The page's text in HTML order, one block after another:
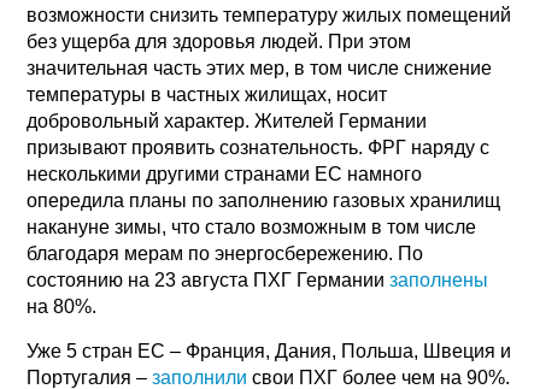
возможности снизить температуру жилых помещений
без ущерба для здоровья людей. При этом
значительная часть этих мер, в том числе снижение
температуры в частных жилищах, носит
добровольный характер. Жителей Германии
призывают проявить сознательность. ФРГ наряду с
несколькими другими странами ЕС намного
опередила планы по заполнению газовых хранилищ
накануне зимы, что стало возможным в том числе
благодаря мерам по энергосбережению. По
состоянию на 23 августа ПХГ Германиизаполнены
на 80%.
Уже 5 стран ЕС – Франция, Дания, Польша, Швеция и
Португалия –заполнили свои ПХГ более чем на 90%.